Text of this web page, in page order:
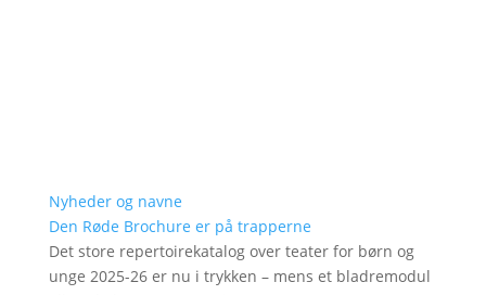
Nyheder og navne
Den Røde Brochure er på trapperne
Det store repertoirekatalog over teater for børn og
unge 2025-26 er nu i trykken – mens et bladremodul